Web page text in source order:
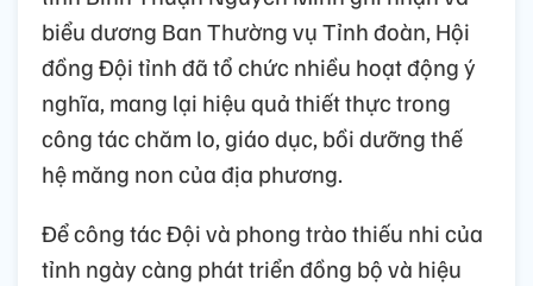
biểu dương Ban Thường vụ Tỉnh đoàn, Hội
đồng Đội tỉnh đã tổ chức nhiều hoạt động ý
nghĩa, mang lại hiệu quả thiết thực trong
công tác chăm lo, giáo dục, bồi dưỡng thế
hệ măng non của địa phương.
Để công tác Đội và phong trào thiếu nhi của
tỉnh ngày càng phát triển đồng bộ và hiệu